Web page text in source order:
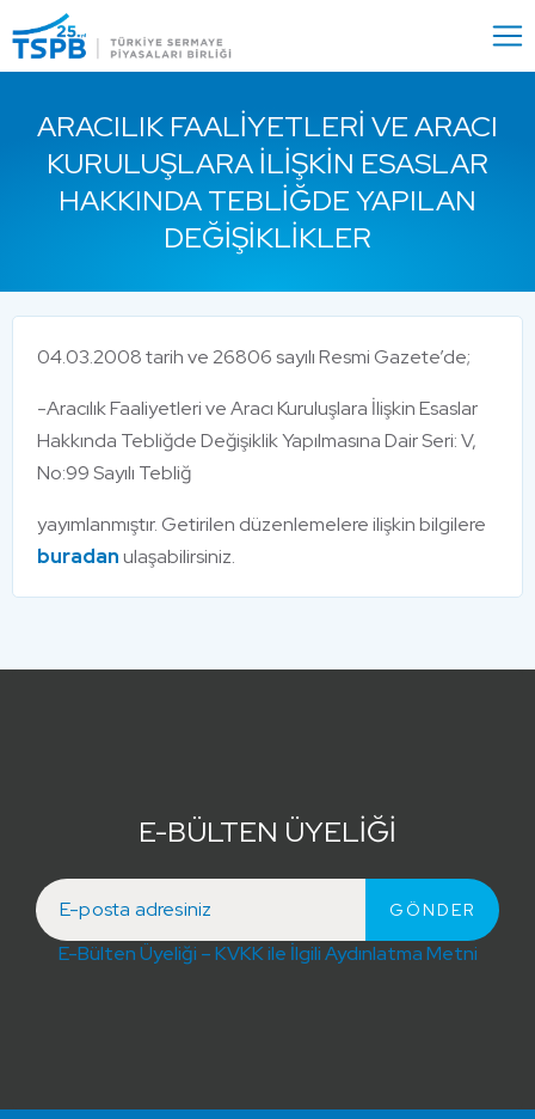
Close
ARACILIK FAALIYETLERI VE ARACI
KURULUŞLARA İLIŞKIN ESASLAR
HAKKINDA TEBLIĞDE YAPILAN
DEĞIŞIKLIKLER
04.03.2008 tarih ve 26806 sayılı Resmi Gazete’de;
-Aracılık Faaliyetleri ve Aracı Kuruluşlara İlişkin Esaslar
Hakkında Tebliğde Değişiklik Yapılmasına Dair Seri: V,
No:99 Sayılı Tebliğ
yayımlanmıştır. Getirilen düzenlemelere ilişkin bilgilere
buradanulaşabilirsiniz.
E-BÜLTEN ÜYELİĞİ
E-Bülten Üyeliği – KVKK ile İlgili Aydınlatma Metni